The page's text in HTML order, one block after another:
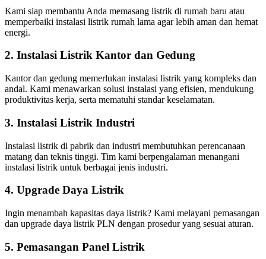
Kami siap membantu Anda memasang listrik di rumah baru atau
memperbaiki instalasi listrik rumah lama agar lebih aman dan hemat
energi.
2. Instalasi Listrik Kantor dan Gedung
Kantor dan gedung memerlukan instalasi listrik yang kompleks dan
andal. Kami menawarkan solusi instalasi yang efisien, mendukung
produktivitas kerja, serta mematuhi standar keselamatan.
3. Instalasi Listrik Industri
Instalasi listrik di pabrik dan industri membutuhkan perencanaan
matang dan teknis tinggi. Tim kami berpengalaman menangani
instalasi listrik untuk berbagai jenis industri.
4. Upgrade Daya Listrik
Ingin menambah kapasitas daya listrik? Kami melayani pemasangan
dan upgrade daya listrik PLN dengan prosedur yang sesuai aturan.
5. Pemasangan Panel Listrik